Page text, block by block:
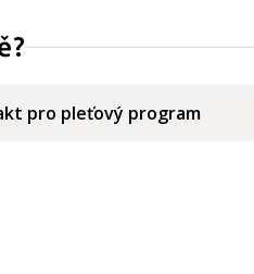
pro pleťový program